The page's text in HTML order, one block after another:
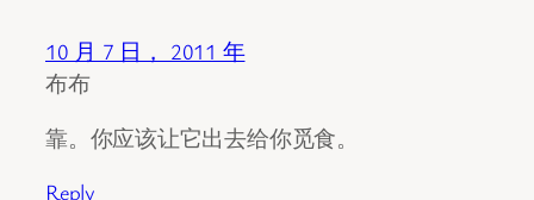
10 月 7 日， 2011 年
布布
靠。你应该让它出去给你觅食。
Reply